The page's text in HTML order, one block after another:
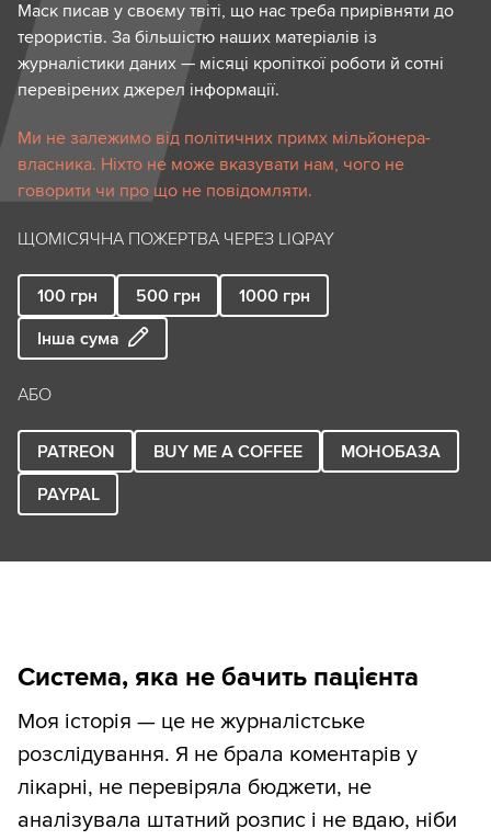
Маск писав у своєму твіті, що нас треба прирівняти до
терористів. За більшістю наших матеріалів із
журналістики даних — місяці кропіткої роботи й сотні
перевірених джерел інформації.
Ми не залежимо від політичних примх мільйонера-
власника. Ніхто не може вказувати нам, чого не
говорити чи про що не повідомляти.
ЩОМІСЯЧНА ПОЖЕРТВА ЧЕРЕЗ LIQPAY
100 грн 500 грн 1000 грн
Інша сума
АБО
PATREON BUY ME A COFFEE
МОНОБАЗА
PAYPAL
Система, яка не бачить пацієнта
Моя історія — це не журналістське
розслідування. Я не брала коментарів у
лікарні, не перевіряла бюджети, не
аналізувала штатний розпис і не вдаю, ніби